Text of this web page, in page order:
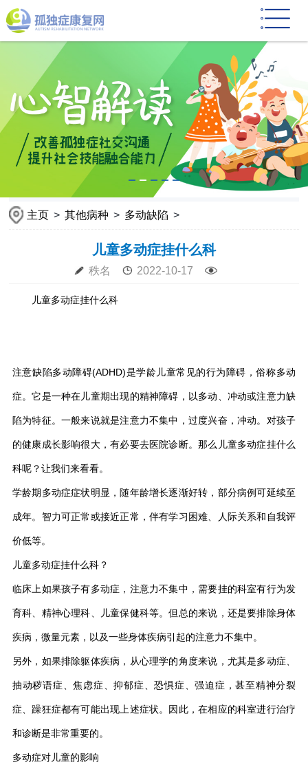
主页 > 其他病种 > 多动缺陷 >
儿童多动症挂什么科
秩名 2022-10-17
儿童多动症挂什么科
注意缺陷多动障碍(ADHD)是学龄儿童常见的行为障碍，俗称多动
症。它是一种在儿童期出现的精神障碍，以多动、冲动或注意力缺
陷为特征。一般来说就是注意力不集中，过度兴奋，冲动。对孩子
的健康成长影响很大，有必要去医院诊断。那么儿童多动症挂什么
科呢？让我们来看看。
学龄期多动症症状明显，随年龄增长逐渐好转，部分病例可延续至
成年。智力可正常或接近正常，伴有学习困难、人际关系和自我评
价低等。
儿童多动症挂什么科？
临床上如果孩子有多动症，注意力不集中，需要挂的科室有行为发
育科、精神心理科、儿童保健科等。但总的来说，还是要排除身体
疾病，微量元素，以及一些身体疾病引起的注意力不集中。
另外，如果排除躯体疾病，从心理学的角度来说，尤其是多动症、
抽动秽语症、焦虑症、抑郁症、恐惧症、强迫症，甚至精神分裂
症、躁狂症都有可能出现上述症状。因此，在相应的科室进行治疗
和诊断是非常重要的。
多动症对儿童的影响